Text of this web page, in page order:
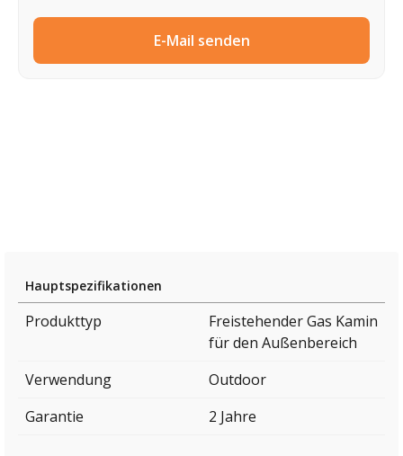
E-Mail senden
Hauptspezifikationen
Produkttyp
Freistehender Gas Kamin
für den Außenbereich
Verwendung
Outdoor
Garantie
2 Jahre